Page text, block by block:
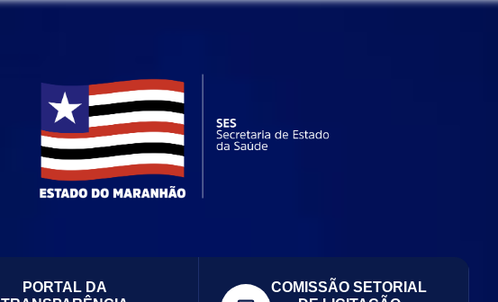
PORTAL DA
COMISSÃO SETORIAL